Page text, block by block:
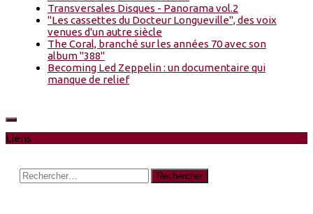
Transversales Disques - Panorama vol.2
"Les cassettes du Docteur Longueville", des voix
venues d'un autre siècle
The Coral, branché sur les années 70 avec son
album "388"
Becoming Led Zeppelin : un documentaire qui
manque de relief
Liens
Rechercher :